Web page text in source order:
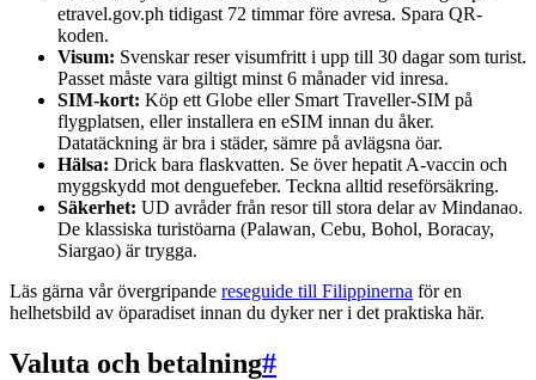
etravel.gov.ph tidigast 72 timmar före avresa. Spara QR-
koden.
Visum: Svenskar reser visumfritt i upp till 30 dagar som turist.
Passet måste vara giltigt minst 6 månader vid inresa.
SIM-kort: Köp ett Globe eller Smart Traveller-SIM på
flygplatsen, eller installera en eSIM innan du åker.
Datatäckning är bra i städer, sämre på avlägsna öar.
Hälsa: Drick bara flaskvatten. Se över hepatit A-vaccin och
myggskydd mot denguefeber. Teckna alltid reseförsäkring.
Säkerhet: UD avråder från resor till stora delar av Mindanao.
De klassiska turistöarna (Palawan, Cebu, Bohol, Boracay,
Siargao) är trygga.
Läs gärna vår övergripande reseguide till Filippinerna för en
helhetsbild av öparadiset innan du dyker ner i det praktiska här.
Valuta och betalning#